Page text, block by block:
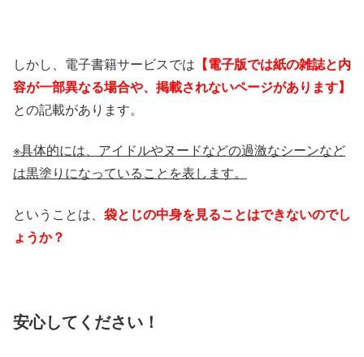
しかし、電子書籍サービスでは 【電子版では紙の雑誌と内
容が一部異なる場合や、掲載されないページがあります】
との記載があります。
※具体的には、アイドルやヌードなどの過激なシーンなど
は黒塗りになっていることを表します。
ということは、 袋とじの中身を見ることはできないのでし
ょうか？
安心してください！